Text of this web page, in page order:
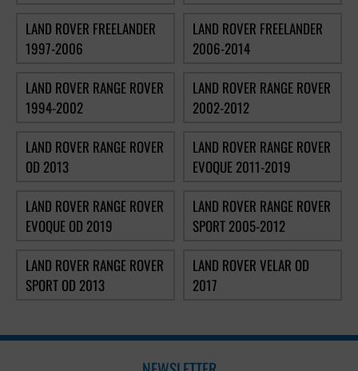
LAND ROVER FREELANDER
1997-2006
LAND ROVER FREELANDER
2006-2014
LAND ROVER RANGE ROVER
1994-2002
LAND ROVER RANGE ROVER
2002-2012
LAND ROVER RANGE ROVER
OD 2013
LAND ROVER RANGE ROVER
EVOQUE 2011-2019
LAND ROVER RANGE ROVER
EVOQUE OD 2019
LAND ROVER RANGE ROVER
SPORT 2005-2012
LAND ROVER RANGE ROVER
SPORT OD 2013
LAND ROVER VELAR OD
2017